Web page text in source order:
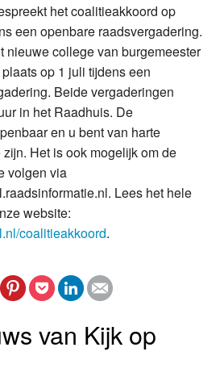
het coalitieakkoord op
een openbare raadsvergadering.
nieuwe college van burgemeester
op 1 juli tijdens een
Beide vergaderingen
in het Raadhuis. De
en u bent van harte
Het is ook mogelijk om de
volgen via
Lees het hele
website:
coalitieakkoord.
van Kijk op